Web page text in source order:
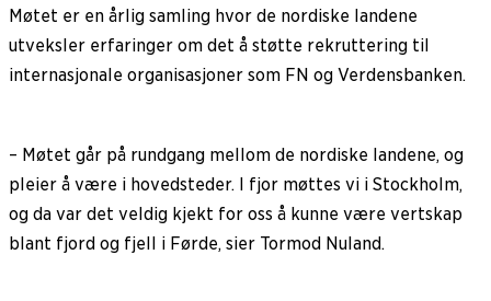
Møtet er en årlig samling hvor de nordiske landene
utveksler erfaringer om det å støtte rekruttering til
internasjonale organisasjoner som FN og Verdensbanken.
– Møtet går på rundgang mellom de nordiske landene, og
pleier å være i hovedsteder. I fjor møttes vi i Stockholm,
og da var det veldig kjekt for oss å kunne være vertskap
blant fjord og fjell i Førde, sier Tormod Nuland.